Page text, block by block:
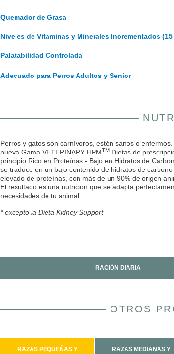
Quemador de Grasa
Niveles de Vitaminas y Minerales Incrementados
Palatabilidad Controlada
Adecuado para Perros Adultos y Senior
Perros y gatos son carnívoros, estén sanos o
nueva Gama VETERINARY HPMTM Dietas de
principio Rico en Proteínas - Bajo en Hidratos de
se traduce en un bajo contenido de hidratos de
elevado de proteínas, con más de un 90% de origen
El resultado es una nutrición que se adapta
necesidades de tu animal.
* excepto la Dieta Kidney Support
RACIÓN DIARIA
OTROS
RAZAS PEQUEÑAS Y
RAZAS MEDIANAS Y